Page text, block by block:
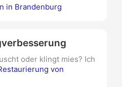
in Brandenburg
oder klingt mies? Ich
von